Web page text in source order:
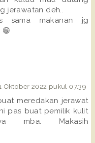
jerawatan deh..
sama makanan jg
😁
Oktober 2022 pukul 07.39
meredakan jerawat
pas buat pemilik kulit
mba. Makasih